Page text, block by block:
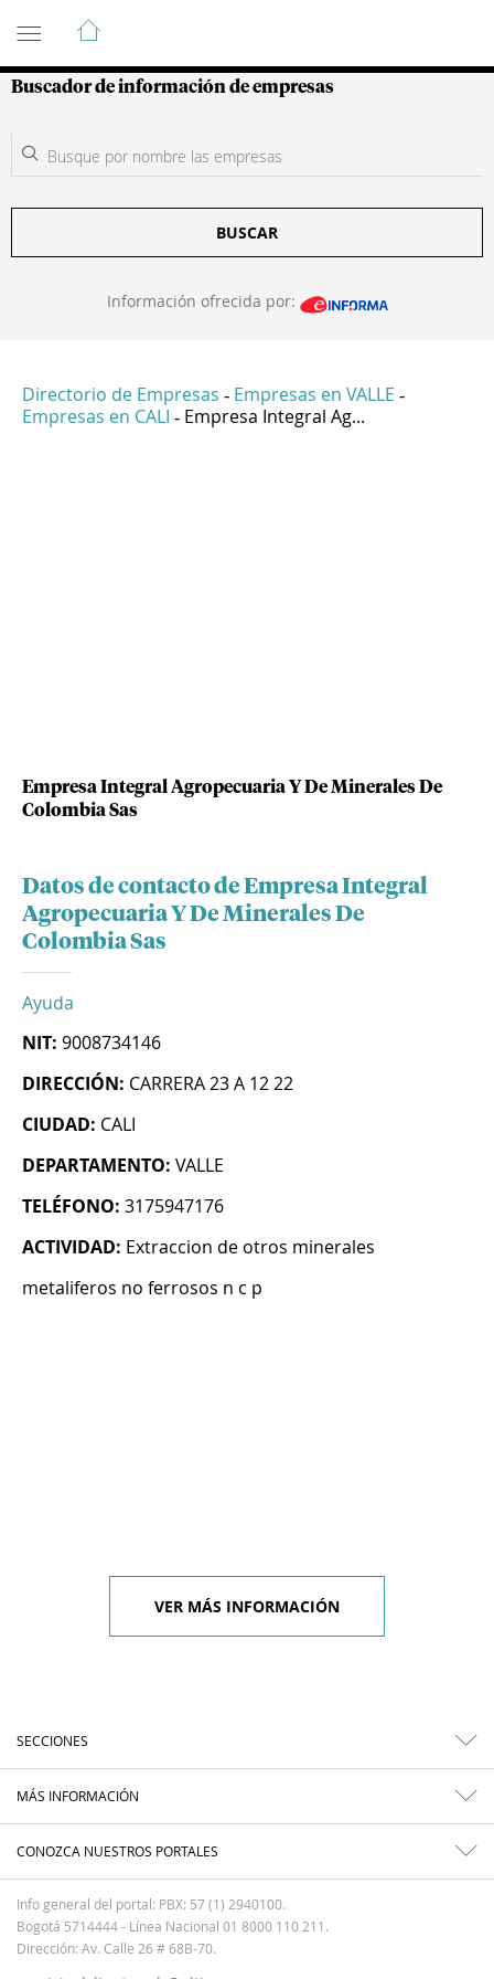
Guía de Empresas Colombianas
Buscador de información de empresas
BUSCAR
Información ofrecida por:
Directorio de Empresas - Empresas en VALLE -
Empresas en CALI - Empresa Integral Ag...
Empresa Integral Agropecuaria Y De Minerales De
Colombia Sas
Datos de contacto de Empresa Integral
Agropecuaria Y De Minerales De
Colombia Sas
Ayuda
NIT: 9008734146
DIRECCIÓN: CARRERA 23 A 12 22
CIUDAD: CALI
DEPARTAMENTO: VALLE
TELÉFONO: 3175947176
ACTIVIDAD: Extraccion de otros minerales
metaliferos no ferrosos n c p
VER MÁS INFORMACIÓN
SECCIONES
MÁS INFORMACIÓN
CONOZCA NUESTROS PORTALES
Info general del portal: PBX: 57 (1) 2940100.
Bogotá 5714444 - Línea Nacional 01 8000 110 211.
Dirección: Av. Calle 26 # 68B-70.